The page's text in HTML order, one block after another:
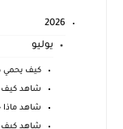
2026
يوليو
كيف يحمي
شاهد كيف
شاهد ماذا
شاهد كيف